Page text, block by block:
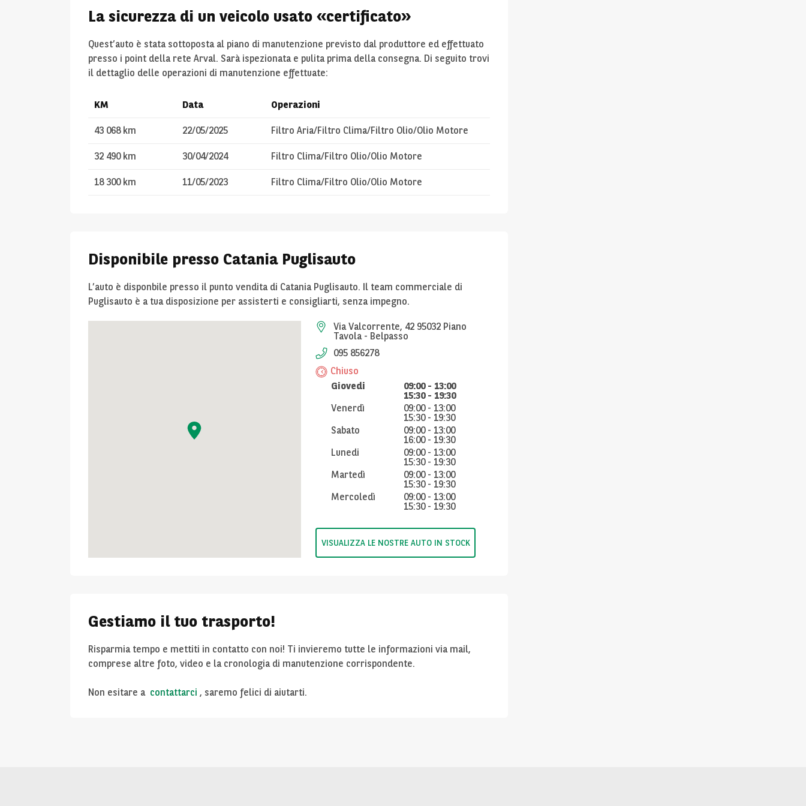
La sicurezza di un veicolo usato «certificato»
Quest’auto è stata sottoposta al piano di manutenzione previsto dal produttore ed effettuato
presso i point della rete Arval. Sarà ispezionata e pulita prima della consegna. Di seguito trovi
il dettaglio delle operazioni di manutenzione effettuate:
KM Data Operazioni
43 068 km 22/05/2025 Filtro Aria/Filtro Clima/Filtro Olio/Olio Motore
32 490 km 30/04/2024 Filtro Clima/Filtro Olio/Olio Motore
18 300 km 11/05/2023 Filtro Clima/Filtro Olio/Olio Motore
Disponibile presso Catania Puglisauto
L’auto è disponbile presso il punto vendita di Catania Puglisauto. Il team commerciale di
Puglisauto è a tua disposizione per assisterti e consigliarti, senza impegno.
Via Valcorrente, 42 95032 Piano
Tavola - Belpasso
095 856278
Chiuso
Giovedi
09:00- 13:00
15:30- 19:30
Venerdì
09:00- 13:00
15:30- 19:30
Sabato
09:00- 13:00
16:00- 19:30
Lunedi
09:00- 13:00
15:30- 19:30
Martedì
09:00- 13:00
15:30- 19:30
Mercoledì
09:00- 13:00
15:30- 19:30
VISUALIZZA LE NOSTRE AUTO IN STOCK
Gestiamo il tuo trasporto!
Risparmia tempo e mettiti in contatto con noi! Ti invieremo tutte le informazioni via mail,
comprese altre foto, video e la cronologia di manutenzione corrispondente.
Non esitare a contattarci , saremo felici di aiutarti.